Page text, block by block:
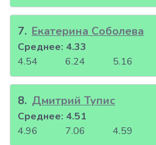
7. Екатерина Соболева
4.54 6.24 5.16
Среднее: 4.33
8. Дмитрий Тупис
4.96 7.06 4.59
Среднее: 4.51